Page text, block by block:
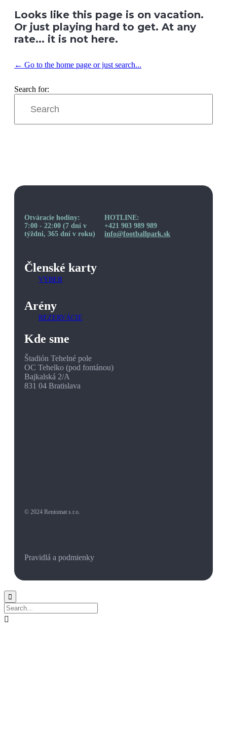
Looks like this page is on vacation.
Or just playing hard to get. At any
rate... it is not here.
← Go to the home page or just search...
Search for:
Otváracie hodiny:
7:00 - 22:00 (7 dní v
týždni, 365 dní v roku)
HOTLINE:
+421 903 989 989
info@footballpark.sk
Členské karty
VÝBER
Arény
REZERVÁCIE
Kde sme
Štadión Tehelné pole
OC Tehelko (pod fontánou)
Bajkalská 2/A
831 04 Bratislava
© 2024 Rentomat s.r.o.
Pravidlá a podmienky

